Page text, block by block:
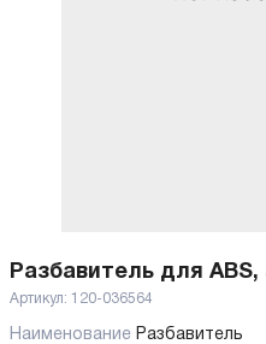
Разбавитель для
Артикул: 120-036564
Наименование Разбавитель